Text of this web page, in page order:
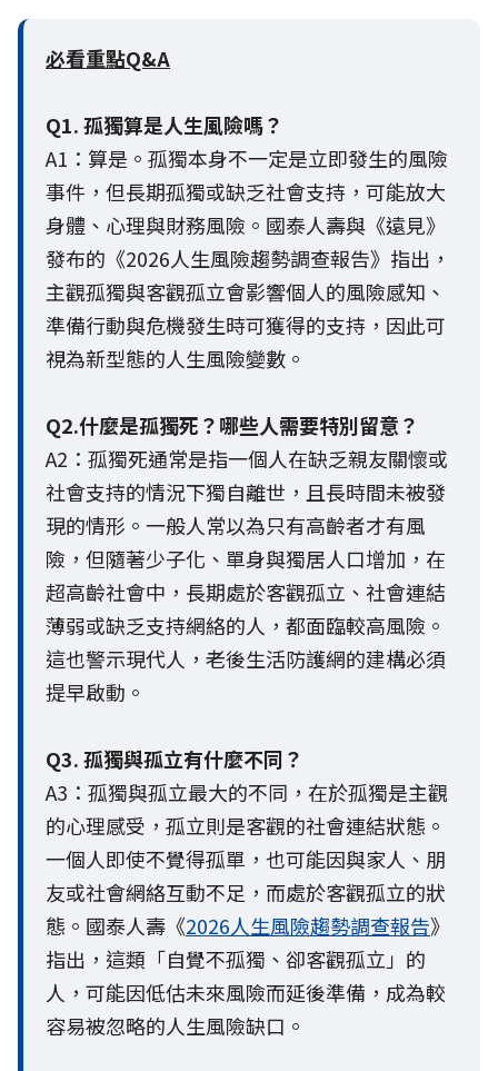
必看重點Q&A
Q1. 孤獨算是人生風險嗎？
A1：算是。孤獨本身不一定是立即發生的風險
事件，但長期孤獨或缺乏社會支持，可能放大
身體、心理與財務風險。國泰人壽與《遠見》
發布的《2026人生風險趨勢調查報告》指出，
主觀孤獨與客觀孤立會影響個人的風險感知、
準備行動與危機發生時可獲得的支持，因此可
視為新型態的人生風險變數。
Q2.什麼是孤獨死？哪些人需要特別留意？
A2：孤獨死通常是指一個人在缺乏親友關懷或
社會支持的情況下獨自離世，且長時間未被發
現的情形。一般人常以為只有高齡者才有風
險，但隨著少子化、單身與獨居人口增加，在
超高齡社會中，長期處於客觀孤立、社會連結
薄弱或缺乏支持網絡的人，都面臨較高風險。
這也警示現代人，老後生活防護網的建構必須
提早啟動。
Q3. 孤獨與孤立有什麼不同？
A3：孤獨與孤立最大的不同，在於孤獨是主觀
的心理感受，孤立則是客觀的社會連結狀態。
一個人即使不覺得孤單，也可能因與家人、朋
友或社會網絡互動不足，而處於客觀孤立的狀
態。國泰人壽《2026人生風險趨勢調查報告》
指出，這類「自覺不孤獨、卻客觀孤立」的
人，可能因低估未來風險而延後準備，成為較
容易被忽略的人生風險缺口。